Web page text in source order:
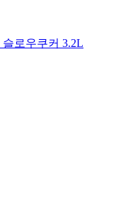
로우쿠커 3.2L